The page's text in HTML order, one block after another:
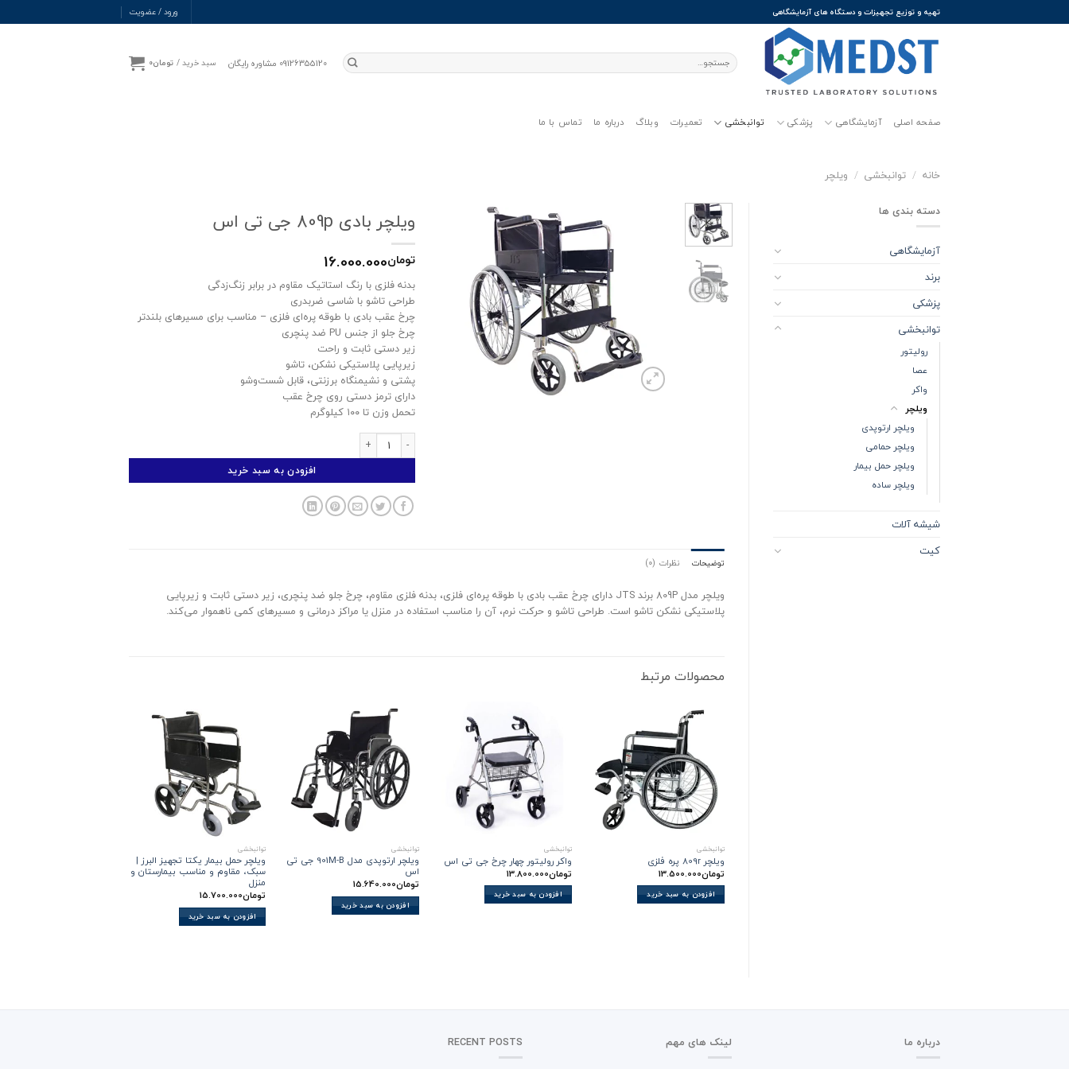
to
تهیه و توزیع تجهیزات و دستگاه های آزمایشگاهی ورود / عضویت
جستجو
برای:
09126355120 مشاوره رایگان سبد خرید / تومان0
صفحه اصلی آزمایشگاهی پزشکی توانبخشی تعمیرات وبلاگ درباره ما تماس با ما
خانه / توانبخشی / ویلچر
دسته بندی ها
آزمایشگاهی
برند
پزشکی
توانبخشی
رولیتور
عصا
واکر
ویلچر
ویلچر ارتوپدی
ویلچر حمامی
ویلچر حمل بیمار
ویلچر ساده
شیشه آلات
کیت
ویلچر بادی 809p جی تی اس
تومان16.000.000
بدنه فلزی با رنگ استاتیک مقاوم در برابر زنگ‌زدگی
طراحی تاشو با شاسی ضربدری
چرخ عقب بادی با طوقه پره‌ای فلزی – مناسب برای مسیرهای بلندتر
چرخ جلو از جنس PU ضد پنچری
زیر دستی ثابت و راحت
زیرپایی پلاستیکی نشکن، تاشو
پشتی و نشیمنگاه برزنتی، قابل شست‌وشو
دارای ترمز دستی روی چرخ عقب
تحمل وزن تا ۱۰۰ کیلوگرم
ویلچر بادی 809p جی تی اس عدد
افزودن به سبد خرید
توضیحات نظرات (0)
ویلچر مدل 809P برند JTS دارای چرخ عقب بادی با طوقه پره‌ای فلزی، بدنه فلزی مقاوم، چرخ جلو ضد پنچری، زیر دستی ثابت و زیرپایی
پلاستیکی نشکن تاشو است. طراحی تاشو و حرکت نرم، آن را مناسب استفاده در منزل یا مراکز درمانی و مسیرهای کمی ناهموار می‌کند.
محصولات مرتبط
توانبخشی
ویلچر 809r پره فلزی
تومان13.500.000
افزودن به سبد خرید
توانبخشی
واکر رولیتور چهار چرخ جی تی اس
تومان13.800.000
افزودن به سبد خرید
توانبخشی
ویلچر ارتوپدی مدل 901M-B جی تی
اس
تومان15.640.000
افزودن به سبد خرید
توانبخشی
ویلچر حمل بیمار یکتا تجهیز البرز |
سبک، مقاوم و مناسب بیمارستان و
منزل
تومان15.700.000
افزودن به سبد خرید
درباره ما
لینک های مهم RECENT POSTS